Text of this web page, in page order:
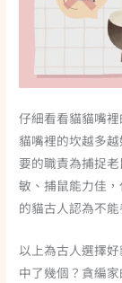
仔細看看貓貓嘴
貓嘴裡的坎越多
要的職責為捕捉
敏、捕鼠能力佳
的貓古人認為不
以上為古人選擇
中了幾個？貪編